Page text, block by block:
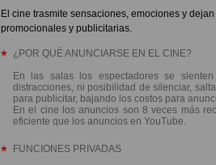
El cine trasmite sensaciones, emociones y
promocionales y publicitarias.
¿POR QUÉ ANUNCIARSE EN EL CINE?
En las salas los espectadores se
distracciones, ni posibilidad de silenciar,
para publicitar, bajando los costos para
En el cine los anuncios son 8 veces más
eficiente que los anuncios en YouTube.
FUNCIONES PRIVADAS